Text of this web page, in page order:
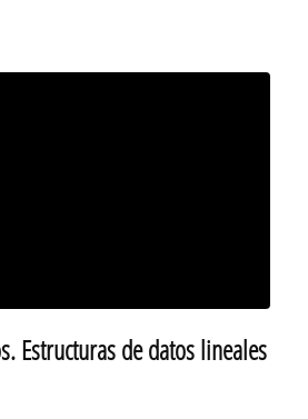
Estructuras de datos lineales